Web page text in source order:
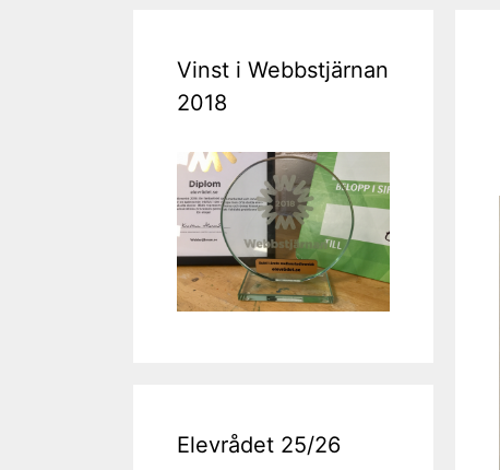
Vinst i Webbstjärnan
2018
Elevrådet 25/26